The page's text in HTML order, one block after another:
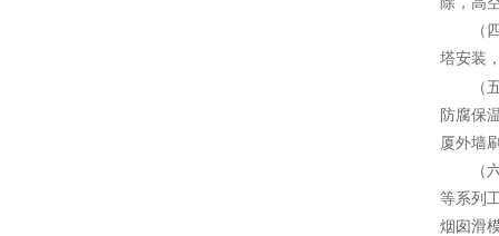
（四
塔安装
（五
防腐保
厦外墙
（六
等系列
烟囱滑